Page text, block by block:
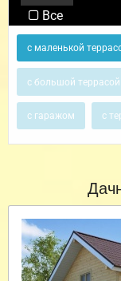
Все
с маленькой
с большой террасой
с гаражом с